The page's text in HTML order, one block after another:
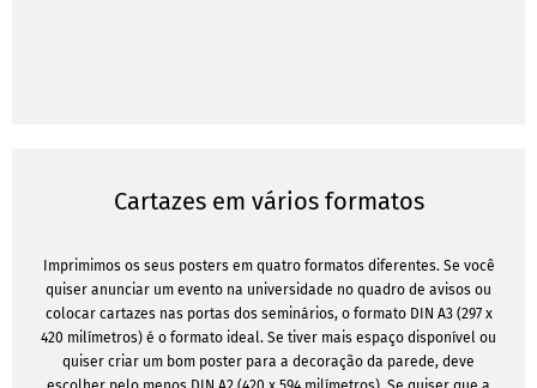
Cartazes em vários formatos
Imprimimos os seus posters em quatro formatos diferentes. Se você
quiser anunciar um evento na universidade no quadro de avisos ou
colocar cartazes nas portas dos seminários, o formato DIN A3 (297 x
420 milímetros) é o formato ideal. Se tiver mais espaço disponível ou
quiser criar um bom poster para a decoração da parede, deve